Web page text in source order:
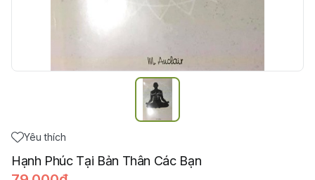
Yêu thích
Hạnh Phúc Tại Bản Thân Các Bạn